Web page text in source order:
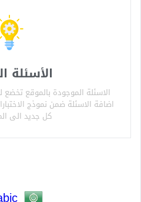
الأسئلة
الاسئلة الموجودة بالموقع تخضع
اضافة الاسئلة ضمن نموذج
كل جديد الى